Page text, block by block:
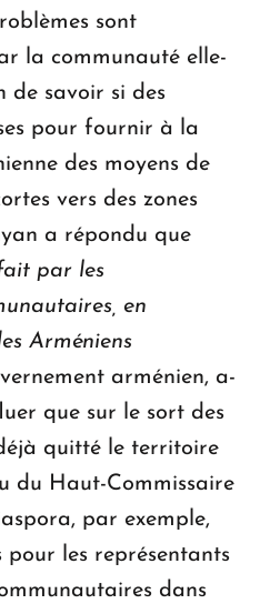
sont
la communauté elle-
de savoir si des
pour fournir à la
des moyens de
vers des zones
a répondu que
par les
en
Arméniens
arménien, a-
que sur le sort des
quitté le territoire
du Haut-Commissaire
par exemple,
les représentants
dans